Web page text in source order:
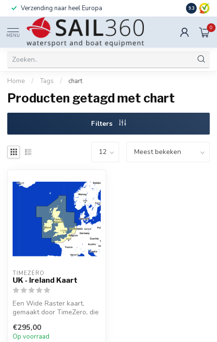
Verzending naar heel Europa Ook
9.3
MENU
0
Home / Tags / chart
Producten getagd met chart
Filters
TIMEZERO
UK - Ireland Kaart
Een Wide Raster kaart,
gemaakt door TimeZero, die
Comp...
€295,00
Op voorraad